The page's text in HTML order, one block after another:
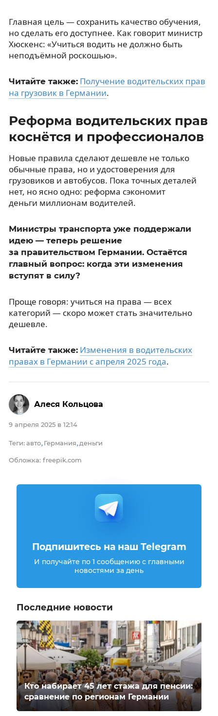
Главная цель — сохранить качество обучения,
но сделать его доступнее. Как говорит министр
Хюскенс: «Учиться водить не должно быть
неподъёмной роскошью».
Читайте также: Получение водительских прав
на грузовик в Германии.
Реформа водительских прав
коснётся и профессионалов
Новые правила сделают дешевле не только
обычные права, но и удостоверения для
грузовиков и автобусов. Пока точных деталей
нет, но ясно одно: реформа сэкономит
деньги миллионам водителей.
Министры транспорта уже поддержали
идею — теперь решение
за правительством Германии. Остаётся
главный вопрос: когда эти изменения
вступят в силу?
Проще говоря: учиться на права — всех
категорий — скоро может стать значительно
дешевле.
Читайте также: Изменения в водительских
правах в Германии с апреля 2025 года.
9 апреля 2025 в 12:14
Теги: авто, Германия, деньги
Обложка: freepik.com
Алеся Кольцова
Подпишитесь на наш Telegram
И получайте по 1 сообщению с главными
новостями за день
Последние новости
Кто набирает 45 лет стажа для пенсии:
сравнение по регионам Германии